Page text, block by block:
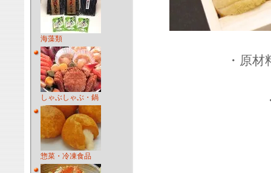
海藻類
しゃぶしゃぶ・鍋
惣菜・冷凍食品
・原